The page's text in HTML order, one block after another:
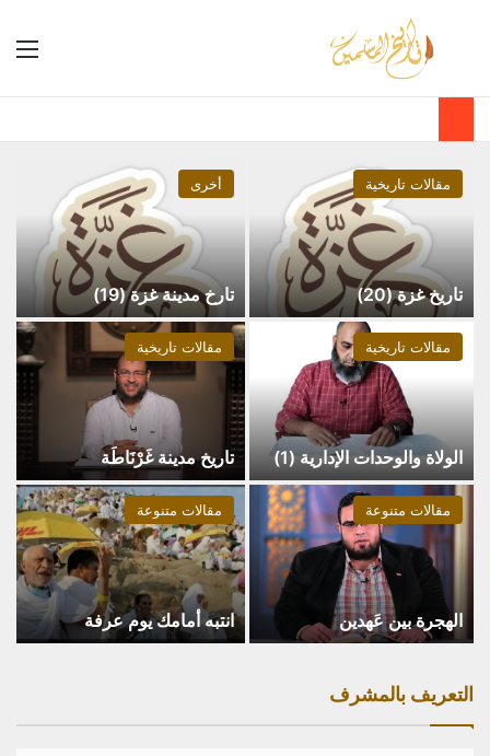
مقالات تاريخية
تاريخ غزة (20)
أخرى
تارخ مدينة غزة (19)
مقالات تاريخية
الولاة والوحدات الإدارية (1)
مقالات تاريخية
تاريخ مدينة غَرْنَاطَة
مقالات متنوعة
الهجرة بين عَهدين
مقالات متنوعة
انتبه أمامك يوم عرفة
التعريف بالمشرف